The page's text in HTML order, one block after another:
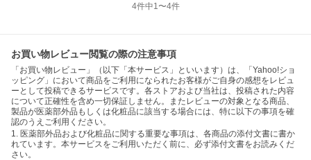
4件中1〜4件
お買い物レビュー閲覧の際の注意事項
「お買い物レビュー」（以下「本サービス」といいます）は、「Yahoo!ショ
ッピング」において商品をご利用になられたお客様がご自身の感想をレビュ
ーとして投稿できるサービスです。各ストアおよび当社は、投稿された内容
について正確性を含め一切保証しません。またレビューの対象となる商品、
製品が医薬部外品もしくは化粧品に該当する場合には、特に以下の事項を確
認のうえご利用ください。
1. 医薬部外品および化粧品に関する重要な事項は、各商品の添付文書に書か
れています。本サービスをご利用いただく前に、必ず添付文書をお読みくだ
さい。